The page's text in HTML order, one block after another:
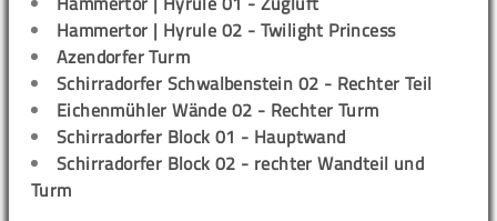
Hammertor | Hyrule 02 - Twilight Princess
Azendorfer Turm
Schirradorfer Schwalbenstein 02 - Rechter Teil
Eichenmühler Wände 02 - Rechter Turm
Schirradorfer Block 01 - Hauptwand
Schirradorfer Block 02 - rechter Wandteil und
Turm